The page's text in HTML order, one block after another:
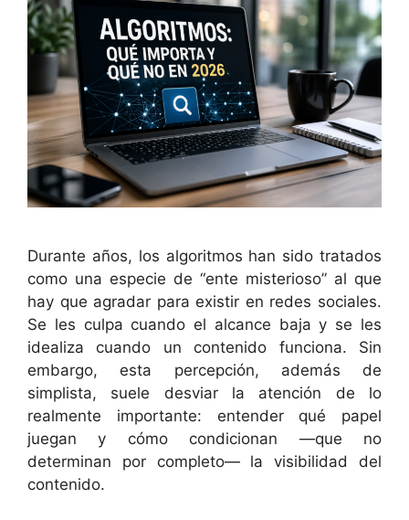
Durante años, los algoritmos han sido tratados
como una especie de “ente misterioso” al que
hay que agradar para existir en redes sociales.
Se les culpa cuando el alcance baja y se les
idealiza cuando un contenido funciona. Sin
embargo, esta percepción, además de
simplista, suele desviar la atención de lo
realmente importante: entender qué papel
juegan y cómo condicionan —que no
determinan por completo— la visibilidad del
contenido.